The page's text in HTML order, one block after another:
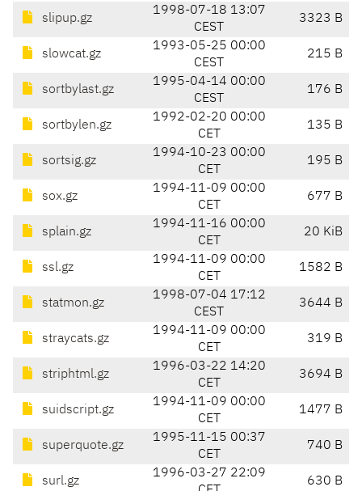
slipup.gz
1998-07-18 13:07
CEST
3323 B
slowcat.gz
1993-05-25 00:00
CEST
215 B
sortbylast.gz
1995-04-14 00:00
CEST
176 B
sortbylen.gz
1992-02-20 00:00
CET
135 B
sortsig.gz
1994-10-23 00:00
CET
195 B
sox.gz
1994-11-09 00:00
CET
677 B
splain.gz
1994-11-16 00:00
CET
20 KiB
ssl.gz
1994-11-09 00:00
CET
1582 B
statmon.gz
1998-07-04 17:12
CEST
3644 B
straycats.gz
1994-11-09 00:00
CET
319 B
striphtml.gz
1996-03-22 14:20
CET
3694 B
suidscript.gz
1994-11-09 00:00
CET
1477 B
superquote.gz
1995-11-15 00:37
CET
740 B
surl.gz
1996-03-27 22:09
630 B